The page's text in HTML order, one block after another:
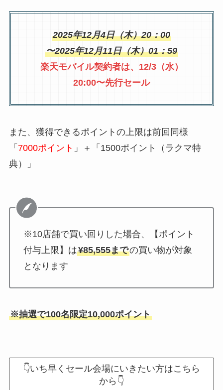
2025年12月4日（木）20：00
〜2025年12月11日（木）01：59
楽天モバイル契約者は、12/3（水）
20:00〜先行セール
また、獲得できるポイントの上限は前回同様
「 7000ポイント 」＋「1500ポイント（ラクマ特
典）」
※10店舗で買い回りした場合、【ポイント
付与上限】は¥85,555までの買い物が対象
となります
※抽選で100名限定10,000ポイント
👇いち早くセール会場にいきたい方はこちら
から👇